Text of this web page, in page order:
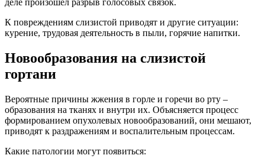
деле произошел разрыв голосовых связок.
К повреждениям слизистой приводят и другие ситуации:
курение, трудовая деятельность в пыли, горячие напитки.
Новообразования на слизистой
гортани
Вероятные причины жжения в горле и горечи во рту –
образования на тканях и внутри их. Объясняется процесс
формированием опухолевых новообразований, они мешают,
приводят к раздражениям и воспалительным процессам.
Какие патологии могут появиться: